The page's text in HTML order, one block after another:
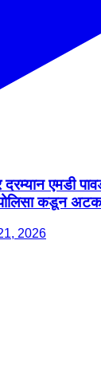
एमडी
पोलिसा कडून अटक
2026